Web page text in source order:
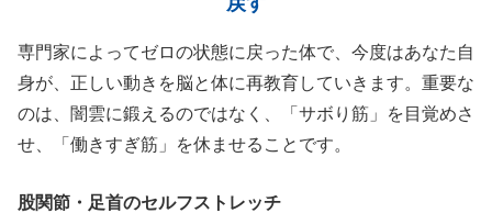
専門家によってゼロの状態に戻った体で、今度はあなた自
身が、正しい動きを脳と体に再教育していきます。重要な
のは、闇雲に鍛えるのではなく、「サボり筋」を目覚めさ
せ、「働きすぎ筋」を休ませることです。
股関節・足首のセルフストレッチ